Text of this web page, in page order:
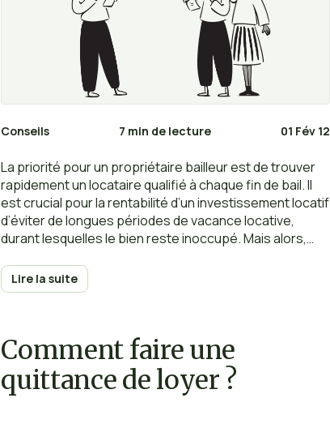
Conseils 7 min de lecture 01 Fév 12
La priorité pour un propriétaire bailleur est de trouver
rapidement un locataire qualifié à chaque fin de bail. Il
est crucial pour la rentabilité d’un investissement locatif
d’éviter de longues périodes de vacance locative,
durant lesquelles le bien reste inoccupé. Mais alors,
Lire la suite
Comment faire une
quittance de loyer ?